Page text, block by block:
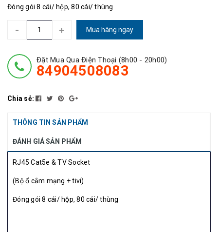
Đóng gói 8 cái/ hộp, 80 cái/ thùng
- + Mua hàng ngay
Đặt Mua Qua Điện Thoại (8h00 - 20h00)
84904508083
Chia sẻ:
THÔNG TIN SẢN PHẨM
ĐÁNH GIÁ SẢN PHẨM
RJ45 Cat5e & TV Socket
(Bộ ổ cắm mạng + tivi)
Đóng gói 8 cái/ hộp, 80 cái/ thùng